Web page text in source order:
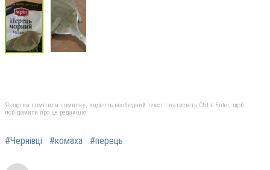
Якщо ви помітили помилку, виділіть необхідний текст і натисніть Ctrl + Enter, щоб
повідомити про це редакцію
#Чернівці #комаха #перець